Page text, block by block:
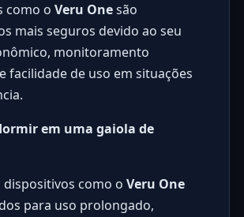
como o Veru Onesão
mais seguros devido ao seu
monitoramento
facilidade de uso em situações
em uma gaiola de
dispositivos como o Veru One
para uso prolongado,